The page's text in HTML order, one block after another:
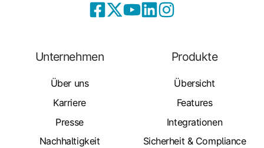
Unternehmen
Über uns
Karriere
Presse
Nachhaltigkeit
Produkte
Übersicht
Features
Integrationen
Sicherheit & Compliance